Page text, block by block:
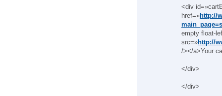
<div
href=»http://
empty float-
src=»http://
/></a>Your
</div>
</div>